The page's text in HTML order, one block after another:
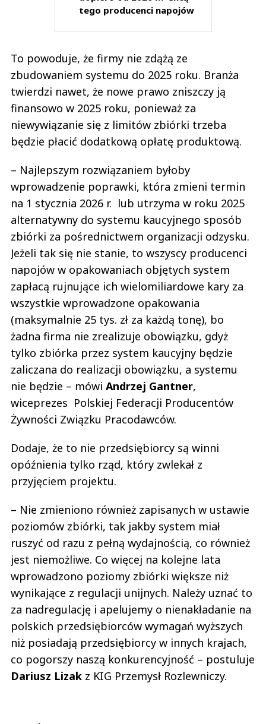
tego producenci napojów
To powoduje, że firmy nie zdążą ze
zbudowaniem systemu do 2025 roku. Branża
twierdzi nawet, że nowe prawo zniszczy ją
finansowo w 2025 roku, ponieważ za
niewywiązanie się z limitów zbiórki trzeba
będzie płacić dodatkową opłatę produktową.
– Najlepszym rozwiązaniem byłoby
wprowadzenie poprawki, która zmieni termin
na 1 stycznia 2026 r. lub utrzyma w roku 2025
alternatywny do systemu kaucyjnego sposób
zbiórki za pośrednictwem organizacji odzysku.
Jeżeli tak się nie stanie, to wszyscy producenci
napojów w opakowaniach objętych system
zapłacą rujnujące ich wielomiliardowe kary za
wszystkie wprowadzone opakowania
(maksymalnie 25 tys. zł za każdą tonę), bo
żadna firma nie zrealizuje obowiązku, gdyż
tylko zbiórka przez system kaucyjny będzie
zaliczana do realizacji obowiązku, a systemu
nie będzie – mówi Andrzej Gantner,
wiceprezes Polskiej Federacji Producentów
Żywności Związku Pracodawców.
Dodaje, że to nie przedsiębiorcy są winni
opóźnienia tylko rząd, który zwlekał z
przyjęciem projektu.
– Nie zmieniono również zapisanych w ustawie
poziomów zbiórki, tak jakby system miał
ruszyć od razu z pełną wydajnością, co również
jest niemożliwe. Co więcej na kolejne lata
wprowadzono poziomy zbiórki większe niż
wynikające z regulacji unijnych. Należy uznać to
za nadregulację i apelujemy o nienakładanie na
polskich przedsiębiorców wymagań wyższych
niż posiadają przedsiębiorcy w innych krajach,
co pogorszy naszą konkurencyjność – postuluje
Dariusz Lizak z KIG Przemysł Rozlewniczy.